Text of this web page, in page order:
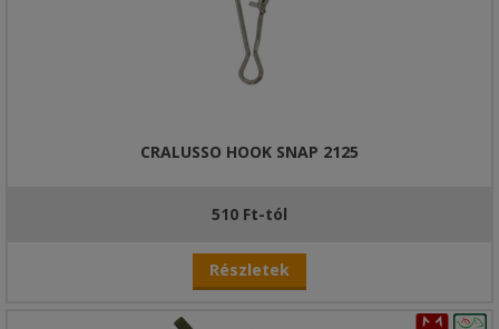
CRALUSSO HOOK SNAP 2125
510 Ft-tól
Részletek